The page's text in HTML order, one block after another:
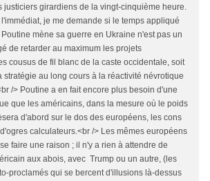
justiciers girardiens de la vingt-cinquième heure.
je me demande si le temps appliqué
mène sa guerre en Ukraine n'est pas un
de retarder au maximum les projets
cousus de fil blanc de la caste occidentale, soit
stratégie au long cours à la réactivité névrotique
/> Poutine a en fait encore plus besoin d'une
que les américains, dans la mesure où le poids
d'abord sur le dos des européens, les cons
calculateurs.<br /> Les mêmes européens
faire une raison ; il n'y a rien à attendre de
aux abois, avec Trump ou un autre, (les
proclamés qui se bercent d'illusions là-dessus